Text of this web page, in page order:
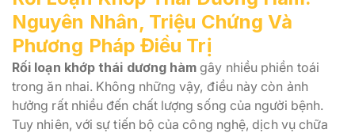
Nguyên Nhân, Triệu Chứng Và
Phương Pháp Điều Trị
Rối loạn khớp thái dương hàm gây nhiều phiền toái
trong ăn nhai. Không những vậy, điều này còn ảnh
hưởng rất nhiều đến chất lượng sống của người bệnh.
Tuy nhiên, với sự tiến bộ của công nghệ, dịch vụ chữa